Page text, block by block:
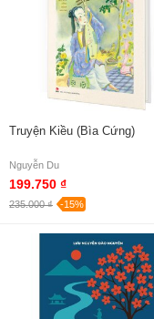
Truyện Kiều (Bìa Cứng)
Nguyễn Du
199.750 ₫
235.000 ₫ -15%